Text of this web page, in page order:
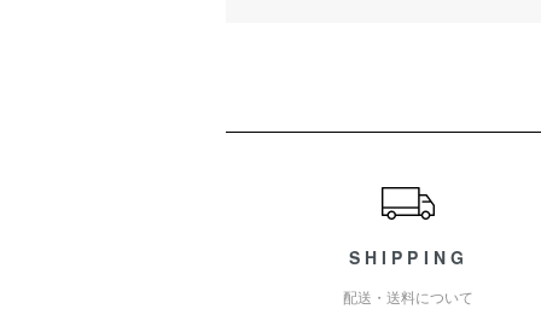
SHIPPING
配送・送料について